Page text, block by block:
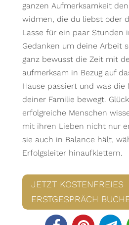
ganzen Aufmerksamkeit
widmen, die du liebst oder
Lasse für ein paar Stunden
Gedanken um deine Arbeit
ganz bewusst die Zeit mit
aufmerksam in Bezug auf
Hause passiert und was die
deiner Familie bewegt.
erfolgreiche Menschen
mit ihren Lieben nicht nur
sie auch in Balance hält,
Erfolgsleiter hinaufklettern.
JETZT KOSTENFREIES
ERSTGESPRÄCH